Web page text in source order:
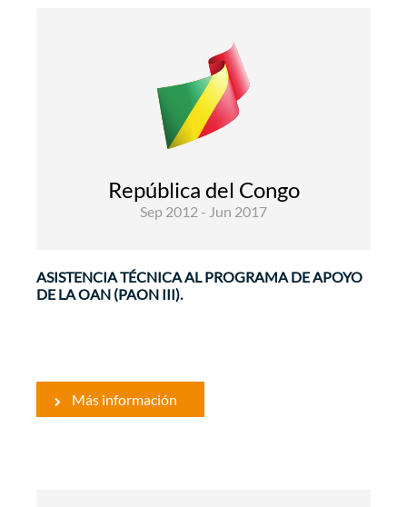
República del Congo
Sep 2012 - Jun 2017
Desarrollo Rural y Seguridad
Comunicación
Institucional
ASISTENCIA TÉCNICA AL PROGRAMA DE APOYO
DE LA OAN (PAON III).
Más información